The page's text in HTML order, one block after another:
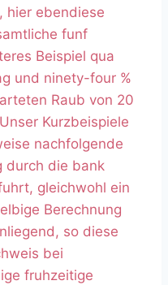
hier ebendiese
funf
Beispiel qua
und ninety-four %
Raub von 20
Kurzbeispiele
nachfolgende
durch die bank
gleichwohl ein
Berechnung
so diese
bei
fruhzeitige